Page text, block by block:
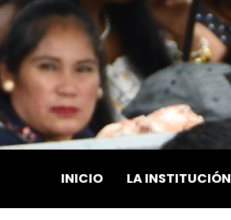
Saltar
al
contenido
INICIO LA INSTITUCIÓN